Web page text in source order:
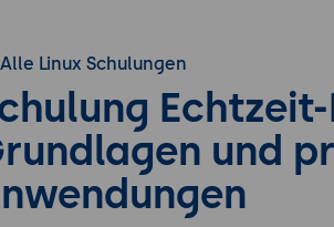
Alle Linux Schulungen
und